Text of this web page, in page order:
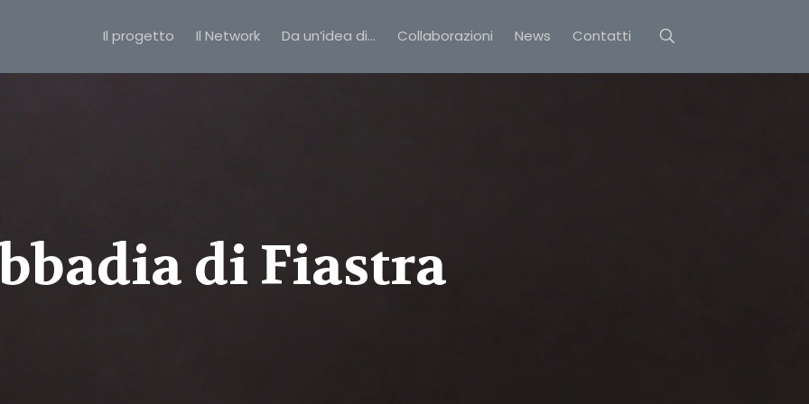
Il progetto Il Network Da un’idea di… Collaborazioni News Contatti
di Fiastra